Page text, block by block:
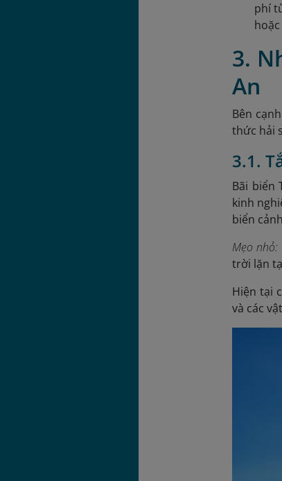
phí
3.
An
Bên
thức hải
3.1.
Bãi biển
kinh
biển
Mẹo nhỏ:
trời lặn
Hiện tại
và các